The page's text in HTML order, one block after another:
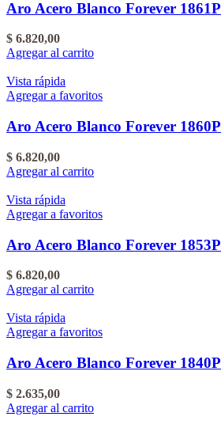
Aro Acero Blanco Forever 1861P
$ 6.820,00
Agregar al carrito
Vista rápida
Agregar a favoritos
Aro Acero Blanco Forever 1860P
$ 6.820,00
Agregar al carrito
Vista rápida
Agregar a favoritos
Aro Acero Blanco Forever 1853P
$ 6.820,00
Agregar al carrito
Vista rápida
Agregar a favoritos
Aro Acero Blanco Forever 1840P
$ 2.635,00
Agregar al carrito